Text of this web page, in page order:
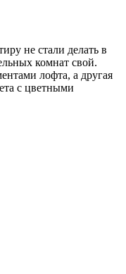
не стали делать в
комнат свой.
лофта, а другая
с цветными